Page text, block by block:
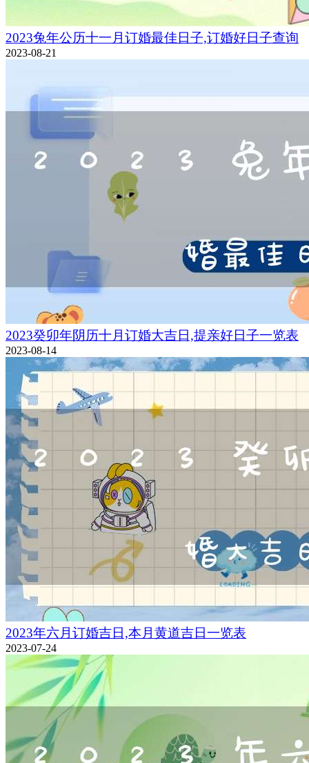
2023兔年公历十一月订婚最佳日子,订婚好日子查询
2023-08-21
2023癸卯年阴历十月订婚大吉日,提亲好日子一览表
2023-08-14
2023年六月订婚吉日,本月黄道吉日一览表
2023-07-24